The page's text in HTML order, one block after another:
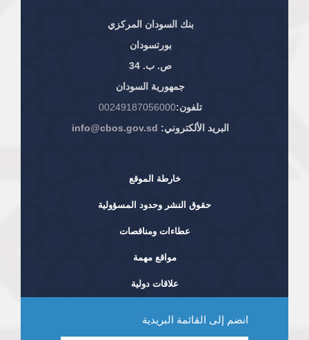
بنك السودان المركزي
بورتسودان
ص. ب. 34
جمهورية السودان
تلفون:00249187056000
البريد الألكتروني: info@cbos.gov.sd
خارطة الموقع
حقوق النشر وحدود المسؤولية
عطاءات ومناقصات
مواقع مهمة
علاقات دولية
انضم إلى القائمة البريدية